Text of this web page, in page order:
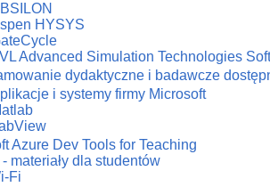
HYSYS
Advanced Simulation Technologies
dydaktyczne i badawcze
i systemy firmy Microsoft
Azure Dev Tools for Teaching
materiały dla studentów
Fi